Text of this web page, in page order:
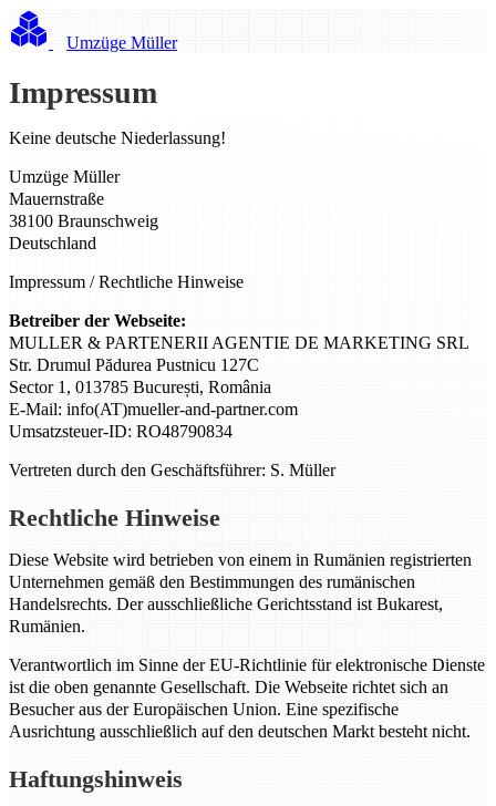
Umzüge Müller
Impressum
Keine deutsche Niederlassung!
Umzüge Müller
Mauernstraße
38100 Braunschweig
Deutschland
Impressum / Rechtliche Hinweise
Betreiber der Webseite:
MULLER & PARTENERII AGENTIE DE MARKETING SRL
Str. Drumul Pădurea Pustnicu 127C
Sector 1, 013785 București, România
E-Mail: info(AT)mueller-and-partner.com
Umsatzsteuer-ID: RO48790834
Vertreten durch den Geschäftsführer: S. Müller
Rechtliche Hinweise
Diese Website wird betrieben von einem in Rumänien registrierten
Unternehmen gemäß den Bestimmungen des rumänischen
Handelsrechts. Der ausschließliche Gerichtsstand ist Bukarest,
Rumänien.
Verantwortlich im Sinne der EU-Richtlinie für elektronische Dienste
ist die oben genannte Gesellschaft. Die Webseite richtet sich an
Besucher aus der Europäischen Union. Eine spezifische
Ausrichtung ausschließlich auf den deutschen Markt besteht nicht.
Haftungshinweis